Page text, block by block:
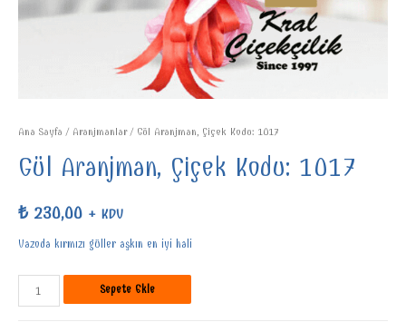
Ana Sayfa / Aranjmanlar/ Gül Aranjman, Çiçek Kodu: 1017
Gül Aranjman, Çiçek Kodu: 1017
₺230,00 + KDV
Vazoda kırmızı güller aşkın en iyi hali
Sepete Ekle